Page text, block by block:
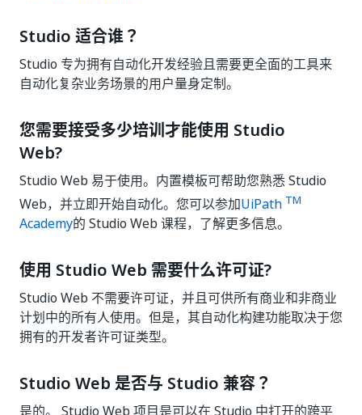
Studio 适合谁？
Studio 专为拥有自动化开发经验且需要更全面的工具来
自动化复杂业务场景的用户量身定制。
您需要接受多少培训才能使用 Studio
Web?
Studio Web 易于使用。内置模板可帮助您熟悉 Studio
Web，并立即开始自动化。您可以参加UiPath TM
Academy的 Studio Web 课程，了解更多信息。
使用 Studio Web 需要什么许可证?
Studio Web 不需要许可证，并且可供所有商业和非商业
计划中的所有人使用。但是，其自动化构建功能取决于您
拥有的开发者许可证类型。
Studio Web 是否与 Studio 兼容？